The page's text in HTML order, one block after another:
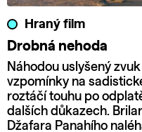
Hraný film
Drobná nehoda
Náhodou uslyšený
vzpomínky na
roztáčí touhu po
dalších důkazech.
Džafara Panahího